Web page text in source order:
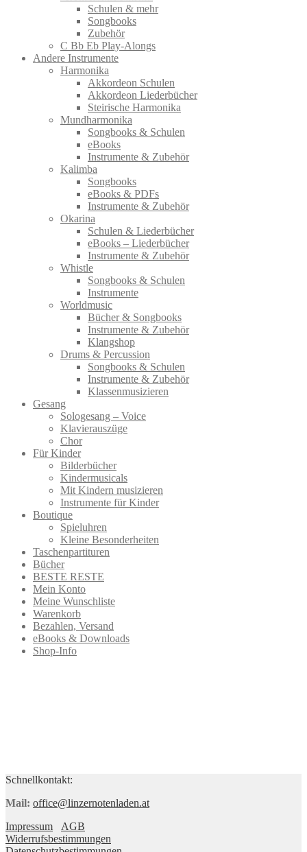
Schulen & mehr
Songbooks
Zubehör
C Bb Eb Play-Alongs
Andere Instrumente
Harmonika
Akkordeon Schulen
Akkordeon Liederbücher
Steirische Harmonika
Mundharmonika
Songbooks & Schulen
eBooks
Instrumente & Zubehör
Kalimba
Songbooks
eBooks & PDFs
Instrumente & Zubehör
Okarina
Schulen & Liederbücher
eBooks – Liederbücher
Instrumente & Zubehör
Whistle
Songbooks & Schulen
Instrumente
Worldmusic
Bücher & Songbooks
Instrumente & Zubehör
Klangshop
Drums & Percussion
Songbooks & Schulen
Instrumente & Zubehör
Klassenmusizieren
Gesang
Sologesang – Voice
Klavierauszüge
Chor
Für Kinder
Bilderbücher
Kindermusicals
Mit Kindern musizieren
Instrumente für Kinder
Boutique
Spieluhren
Kleine Besonderheiten
Taschenpartituren
Bücher
BESTE RESTE
Mein Konto
Meine Wunschliste
Warenkorb
Bezahlen, Versand
eBooks & Downloads
Shop-Info
Schnellkontakt:
Mail: office@linzernotenladen.at
Impressum
AGB
Widerrufsbestimmungen